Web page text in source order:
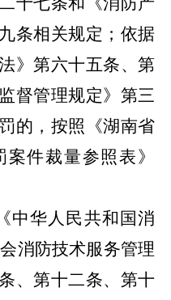
条相关规定；依据
》第六十五条、第
督管理规定》第三
的，按照《湖南省
件裁量参照表》
中华人民共和国消
会消防技术服务管理
、第十二条、第十